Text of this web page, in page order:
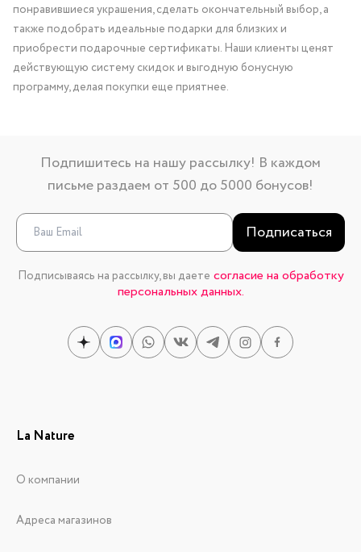
понравившиеся украшения, сделать окончательный выбор, а
также подобрать идеальные подарки для близких и
приобрести подарочные сертификаты. Наши клиенты ценят
действующую систему скидок и выгодную бонусную
программу, делая покупки еще приятнее.
Подпишитесь на нашу рассылку! В каждом
письме раздаем от 500 до 5000 бонусов!
Подписаться
Подписываясь на рассылку, вы даете согласие на обработку
персональных данных.
La Nature
О компании
Адреса магазинов